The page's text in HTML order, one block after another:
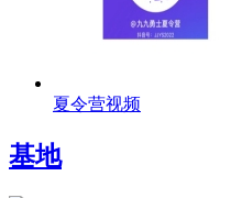
夏令营视频
基地